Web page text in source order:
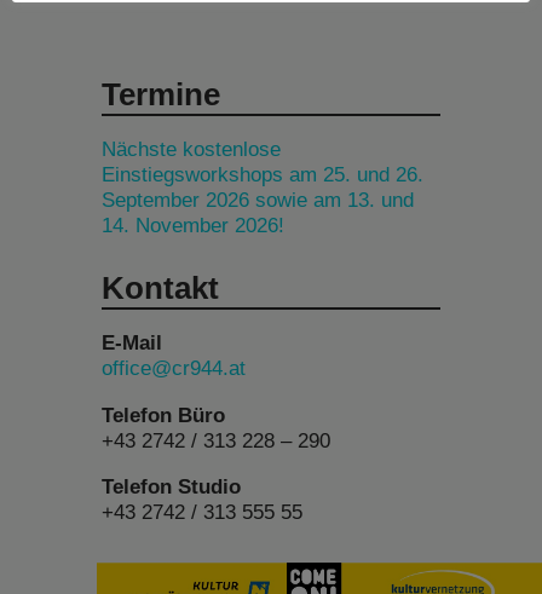
Termine
Nächste kostenlose
Einstiegsworkshops am 25. und 26.
September 2026 sowie am 13. und
14. November 2026!
Kontakt
E-Mail
office@cr944.at
Telefon Büro
+43 2742 / 313 228 – 290
Telefon Studio
+43 2742 / 313 555 55